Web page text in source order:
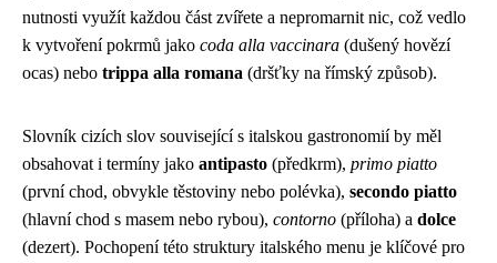
nutnosti využít každou část zvířete a nepromarnit nic, což vedlo
k vytvoření pokrmů jako coda alla vaccinara (dušený hovězí
ocas) nebo trippa alla romana (dršťky na římský způsob).
Slovník cizích slov související s italskou gastronomií by měl
obsahovat i termíny jako antipasto (předkrm), primo piatto
(první chod, obvykle těstoviny nebo polévka), secondo piatto
(hlavní chod s masem nebo rybou), contorno (příloha) a dolce
(dezert). Pochopení této struktury italského menu je klíčové pro